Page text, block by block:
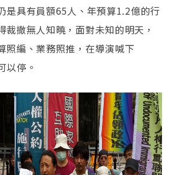
是具有員額65人、年預算1.2億的行
裁撤無人知曉，面對未知的明天，
照編、業務照推，在導演喊下
以停。